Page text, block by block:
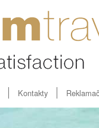
Kontakty